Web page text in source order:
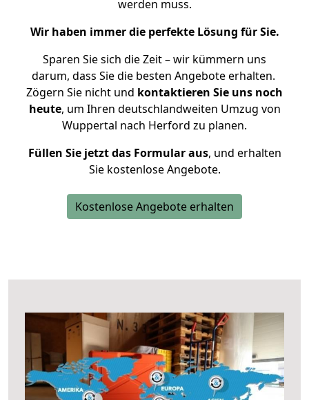
werden muss.
Wir haben immer die perfekte Lösung für Sie.
Sparen Sie sich die Zeit – wir kümmern uns
darum, dass Sie die besten Angebote erhalten.
Zögern Sie nicht und kontaktieren Sie uns noch
heute, um Ihren deutschlandweiten Umzug von
Wuppertal nach Herford zu planen.
Füllen Sie jetzt das Formular aus, und erhalten
Sie kostenlose Angebote.
Kostenlose Angebote erhalten